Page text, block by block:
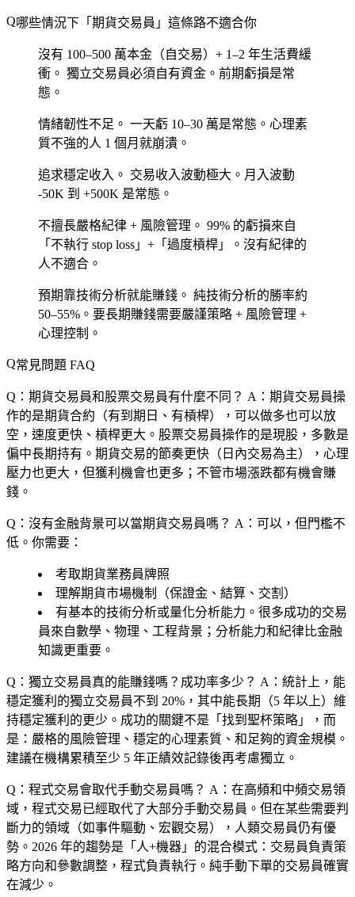
哪些情況下「期貨交易員」這條路不適合你
沒有 100–500 萬本金（自交易）+ 1–2 年生活費緩
衝。 獨立交易員必須自有資金。前期虧損是常
態。
情緒韌性不足。 一天虧 10–30 萬是常態。心理素
質不強的人 1 個月就崩潰。
追求穩定收入。 交易收入波動極大。月入波動
-50K 到 +500K 是常態。
不擅長嚴格紀律 + 風險管理。 99% 的虧損來自
「不執行 stop loss」+「過度槓桿」。沒有紀律的
人不適合。
預期靠技術分析就能賺錢。 純技術分析的勝率約
50–55%。要長期賺錢需要嚴謹策略 + 風險管理 +
心理控制。
常見問題 FAQ
Q：期貨交易員和股票交易員有什麼不同？ A：期貨交易員操
作的是期貨合約（有到期日、有槓桿），可以做多也可以放
空，速度更快、槓桿更大。股票交易員操作的是現股，多數是
偏中長期持有。期貨交易的節奏更快（日內交易為主），心理
壓力也更大，但獲利機會也更多；不管市場漲跌都有機會賺
錢。
Q：沒有金融背景可以當期貨交易員嗎？ A：可以，但門檻不
低。你需要：
考取期貨業務員牌照
理解期貨市場機制（保證金、結算、交割）
有基本的技術分析或量化分析能力。很多成功的交易
員來自數學、物理、工程背景；分析能力和紀律比金融
知識更重要。
Q：獨立交易員真的能賺錢嗎？成功率多少？ A：統計上，能
穩定獲利的獨立交易員不到 20%，其中能長期（5 年以上）維
持穩定獲利的更少。成功的關鍵不是「找到聖杯策略」，而
是：嚴格的風險管理、穩定的心理素質、和足夠的資金規模。
建議在機構累積至少 5 年正績效記錄後再考慮獨立。
Q：程式交易會取代手動交易員嗎？ A：在高頻和中頻交易領
域，程式交易已經取代了大部分手動交易員。但在某些需要判
斷力的領域（如事件驅動、宏觀交易），人類交易員仍有優
勢。2026 年的趨勢是「人+機器」的混合模式：交易員負責策
略方向和參數調整，程式負責執行。純手動下單的交易員確實
在減少。